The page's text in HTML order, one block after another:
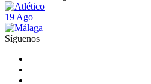
19 Ago
Síguenos